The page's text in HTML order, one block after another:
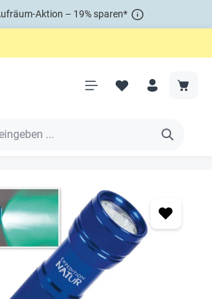
Aktion – 19% sparen*